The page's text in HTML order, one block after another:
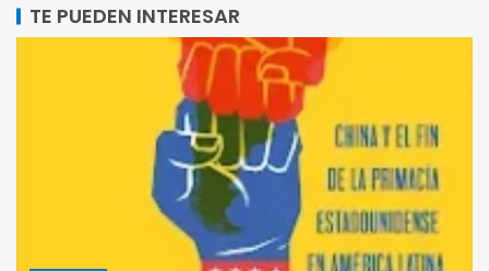
TE PUEDEN INTERESAR